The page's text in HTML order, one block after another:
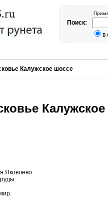
Поиск:
в
Калужское шоссе
Яковлево.
.
.